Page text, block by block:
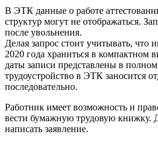
В ЭТК данные о работе
структур могут не отображаться.
после увольнения.
Делая запрос стоит учитывать, что
2020 года храниться в компактном
даты записи представлены в
трудоустройство в ЭТК заносится
последовательно.
Работник имеет возможность и
вести бумажную трудовую книжку.
написать заявление.